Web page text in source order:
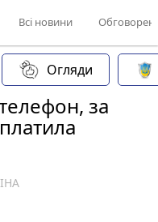
Всі новини
Огляди
за